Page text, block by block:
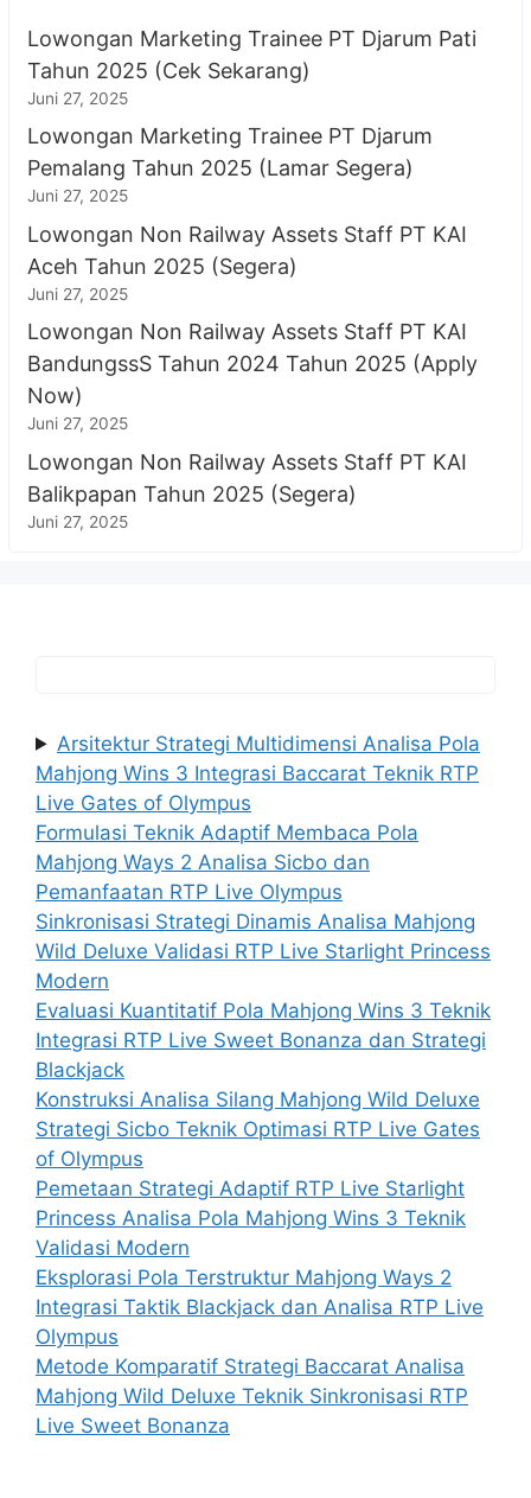
Lowongan Marketing Trainee PT Djarum Pati
Tahun 2025 (Cek Sekarang)
Juni 27, 2025
Lowongan Marketing Trainee PT Djarum
Pemalang Tahun 2025 (Lamar Segera)
Juni 27, 2025
Lowongan Non Railway Assets Staff PT KAI
Aceh Tahun 2025 (Segera)
Juni 27, 2025
Lowongan Non Railway Assets Staff PT KAI
BandungssS Tahun 2024 Tahun 2025 (Apply
Now)
Juni 27, 2025
Lowongan Non Railway Assets Staff PT KAI
Balikpapan Tahun 2025 (Segera)
Juni 27, 2025
Arsitektur Strategi Multidimensi Analisa Pola
Mahjong Wins 3 Integrasi Baccarat Teknik RTP
Live Gates of Olympus
Formulasi Teknik Adaptif Membaca Pola
Mahjong Ways 2 Analisa Sicbo dan
Pemanfaatan RTP Live Olympus
Sinkronisasi Strategi Dinamis Analisa Mahjong
Wild Deluxe Validasi RTP Live Starlight Princess
Modern
Evaluasi Kuantitatif Pola Mahjong Wins 3 Teknik
Integrasi RTP Live Sweet Bonanza dan Strategi
Blackjack
Konstruksi Analisa Silang Mahjong Wild Deluxe
Strategi Sicbo Teknik Optimasi RTP Live Gates
of Olympus
Pemetaan Strategi Adaptif RTP Live Starlight
Princess Analisa Pola Mahjong Wins 3 Teknik
Validasi Modern
Eksplorasi Pola Terstruktur Mahjong Ways 2
Integrasi Taktik Blackjack dan Analisa RTP Live
Olympus
Metode Komparatif Strategi Baccarat Analisa
Mahjong Wild Deluxe Teknik Sinkronisasi RTP
Live Sweet Bonanza